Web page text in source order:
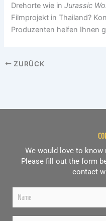
Drehorte wie inJurassic
Filmprojekt in Thailand?
Produzenten helfen Ihnen
ZURÜCK
We would love to
Please fill out the form
contact